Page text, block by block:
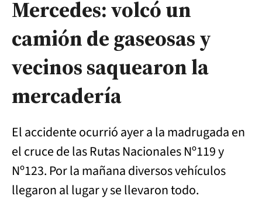
Mercedes: volcó un
camión de gaseosas y
vecinos saquearon la
mercadería
El accidente ocurrió ayer a la madrugada en
el cruce de las Rutas Nacionales Nº119 y
Nº123. Por la mañana diversos vehículos
llegaron al lugar y se llevaron todo.